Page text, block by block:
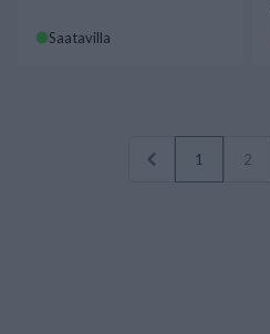
Saatavilla
1 2